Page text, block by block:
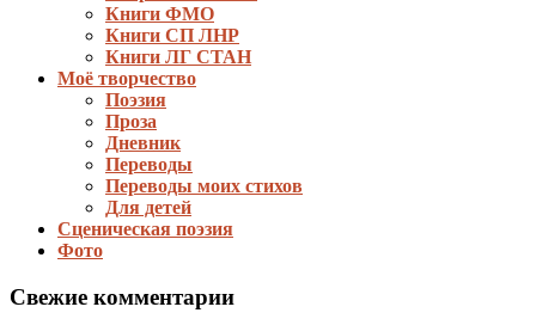
Книги ФМО
Книги СП ЛНР
Книги ЛГ СТАН
Моё творчество
Поэзия
Проза
Дневник
Переводы
Переводы моих стихов
Для детей
Сценическая поэзия
Фото
Свежие комментарии